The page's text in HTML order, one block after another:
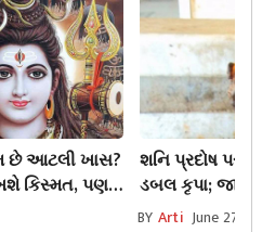
છે આટલી ખાસ?
કિસ્મત, પણ
શનિ પ્રદોષ પર
ડબલ કૃપા;
પંચાંગ
BY Arti June 27,